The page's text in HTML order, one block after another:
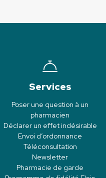
Services
Poser une question à un
pharmacien
Déclarer un effet indésirable
Envoi d’ordonnance
Téléconsultation
Newsletter
Pharmacie de garde